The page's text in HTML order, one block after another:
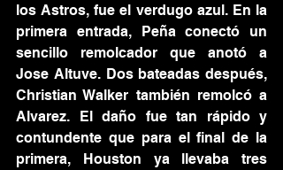
los Astros, fue el verdugo azul. En la
primera entrada, Peña conectó un
sencillo remolcador que anotó a
Jose Altuve. Dos bateadas después,
Christian Walker también remolcó a
Alvarez. El daño fue tan rápido y
contundente que para el final de la
primera, Houston ya llevaba tres